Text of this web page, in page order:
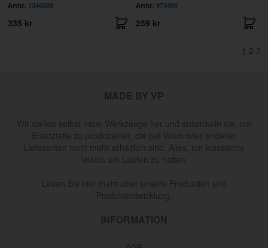
Artnr: 1346888
335 kr
Artnr: 973490
259 kr
1 2 3